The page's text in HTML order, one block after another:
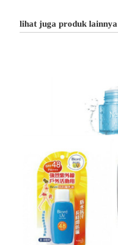
lihat juga produk lainnya